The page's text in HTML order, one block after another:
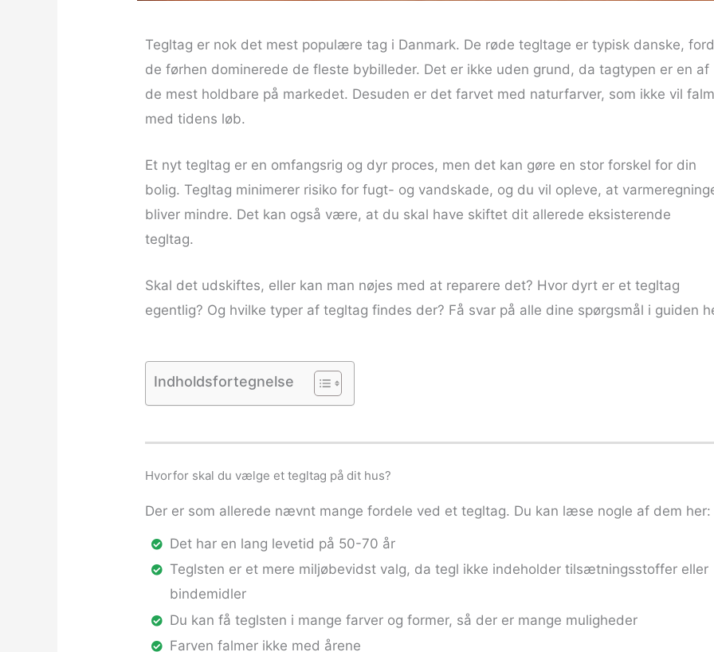
Tegltag er nok det mest populære tag i Danmark. De røde tegltage er typisk danske,
de førhen dominerede de fleste bybilleder. Det er ikke uden grund, da tagtypen er en af
de mest holdbare på markedet. Desuden er det farvet med naturfarver, som ikke vil
med tidens løb.
Et nyt tegltag er en omfangsrig og dyr proces, men det kan gøre en stor forskel for din
bolig. Tegltag minimerer risiko for fugt- og vandskade, og du vil opleve, at
bliver mindre. Det kan også være, at du skal have skiftet dit allerede eksisterende
tegltag.
Skal det udskiftes, eller kan man nøjes med at reparere det? Hvor dyrt er et tegltag
egentlig? Og hvilke typer af tegltag findes der? Få svar på alle dine spørgsmål i guiden
Indholdsfortegnelse
Hvorfor skal du vælge et tegltag på dit hus?
Der er som allerede nævnt mange fordele ved et tegltag. Du kan læse nogle af dem her:
Det har en lang levetid på 50-70 år
Teglsten er et mere miljøbevidst valg, da tegl ikke indeholder tilsætningsstoffer eller
bindemidler
Du kan få teglsten i mange farver og former, så der er mange muligheder
Farven falmer ikke med årene